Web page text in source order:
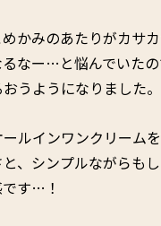
かみのあたりがカサ
なー…と悩んでいた
うようになりました
ルインワンクリーム
、シンプルながらも
す…！